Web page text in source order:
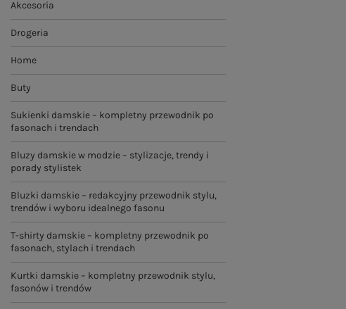
Akcesoria
Drogeria
Home
Buty
Sukienki damskie – kompletny przewodnik po
fasonach i trendach
Bluzy damskie w modzie – stylizacje, trendy i
porady stylistek
Bluzki damskie – redakcyjny przewodnik stylu,
trendów i wyboru idealnego fasonu
T-shirty damskie – kompletny przewodnik po
fasonach, stylach i trendach
Kurtki damskie – kompletny przewodnik stylu,
fasonów i trendów